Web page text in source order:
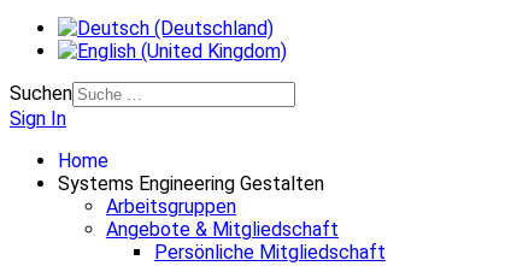
Suchen
Sign In
Home
Systems Engineering Gestalten
Arbeitsgruppen
Angebote & Mitgliedschaft
Persönliche Mitgliedschaft